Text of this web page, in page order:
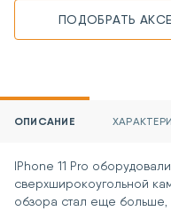
ПОДОБРАТЬ
ОПИСАНИЕ
IPhone 11 Pro
сверхширокоугольной
обзора стал еще больше,